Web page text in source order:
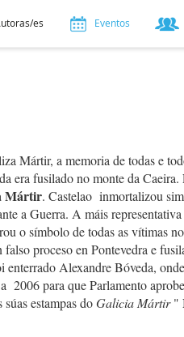
es Eventos
Mártir, a memoria de todas e
era fusilado no monte da
Mártir. Castelao inmortalizou
a Guerra. A máis
o símbolo de todas as vítimas
proceso en Pontevedra e
Alexandre Bóveda,
2006 para que Parlamento
estampas doGalicia Mártir"